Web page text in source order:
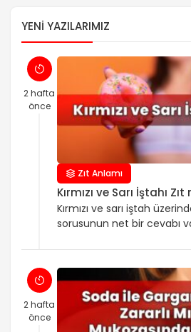
YENI YAZILARIMIZ
2 hafta
önce
Zıt Anlamı
Kırmızı ve Sarı İştahı Zıt
Kırmızı ve sarı iştah
sorusunun net bir cevabı
söylemiyor. Kırmızı ve sarı
farklı yollarla
dikkati çeker ve yeme
hızlandırabildiği için iştahı
eğilimindedir. Sarı ise
pozitif bir ruh haliyle
2 hafta
önce